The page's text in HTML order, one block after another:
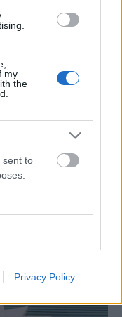
my
the
sent to
Privacy Policy